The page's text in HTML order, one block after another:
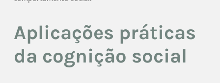
Aplicações práticas
da cognição social